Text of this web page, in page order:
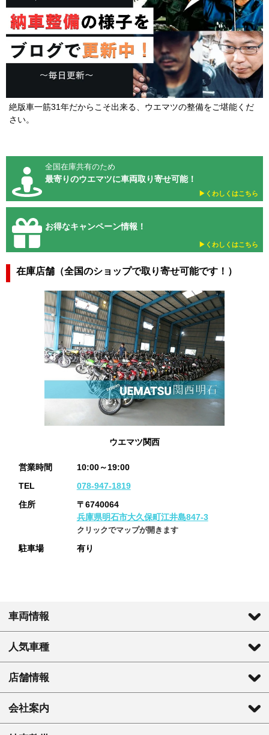
絶版車一筋31年だからこそ出来る、ウエマツの整備をご堪能くだ
さい。
全国在庫共有のため
最寄りのウエマツに車両取り寄せ可能！
▶︎くわしくはこちら
お得なキャンペーン情報！
▶︎くわしくはこちら
在庫店舗（全国のショップで取り寄せ可能です！）
ウエマツ関西
営業時間
10:00～19:00
TEL
078-947-1819
住所
〒6740064
兵庫県明石市大久保町江井島847-3
クリックでマップが開きます
駐車場 有り
車両情報
人気車種
店舗情報
会社案内